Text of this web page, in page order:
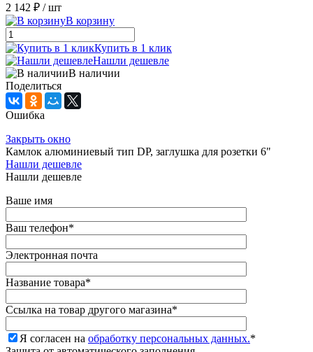
2 142 ₽ / шт
В корзину
Купить в 1 клик
Нашли дешевле
В наличии
Поделиться
Ошибка
Закрыть окно
Камлок алюминиевый тип DР, заглушка для розетки 6"
Нашли дешевле
Нашли дешевле
Ваше имя
Ваш телефон*
Электронная почта
Название товара*
Ссылка на товар другого магазина*
Я согласен на обработку персональных данных.*